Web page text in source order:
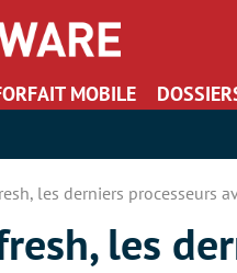
MOBILE
les derniers processeurs
les